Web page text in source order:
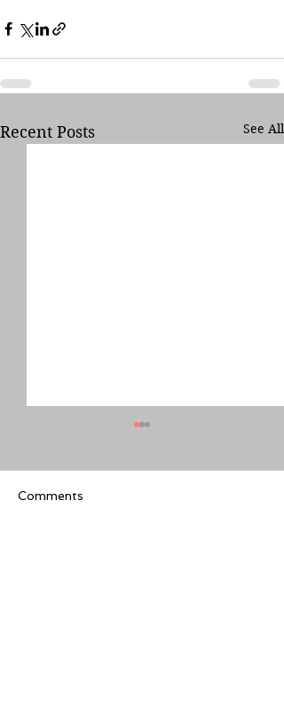
Recent Posts See All
Comments